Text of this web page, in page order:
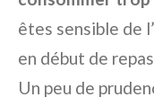
êtes sensible de
en début de
Un peu de